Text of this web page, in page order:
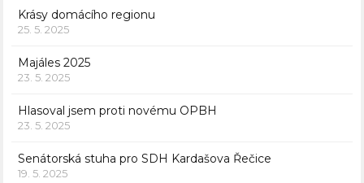
Krásy domácího regionu
25. 5. 2025
Majáles 2025
23. 5. 2025
Hlasoval jsem proti novému OPBH
23. 5. 2025
Senátorská stuha pro SDH Kardašova Řečice
19. 5. 2025